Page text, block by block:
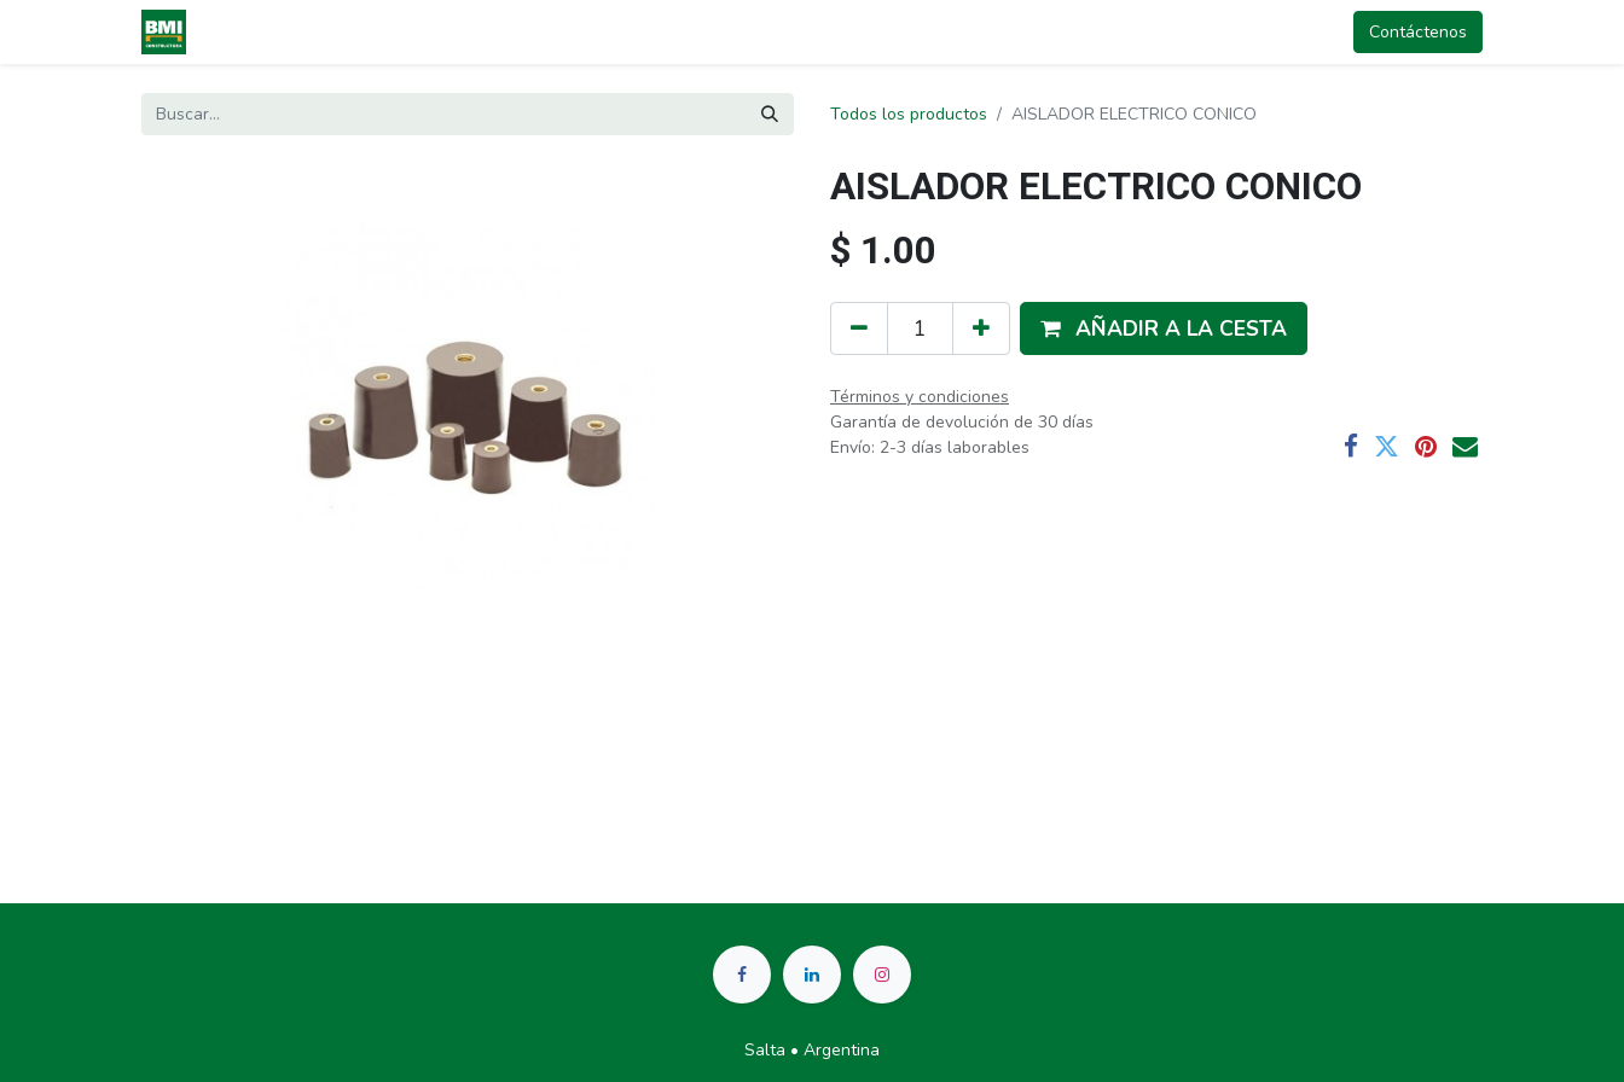
Contáctenos
Todos los productos AISLADOR ELECTRICO CONICO
AISLADOR ELECTRICO CONICO
$ 1.00
AÑADIR A LA CESTA
Términos y condiciones
Garantía de devolución de 30 días
Envío: 2-3 días laborables
Salta • Argentina